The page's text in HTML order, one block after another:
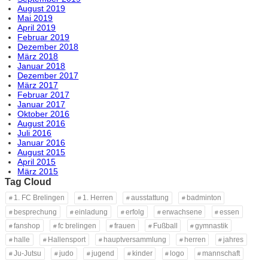
August 2019
Mai 2019
April 2019
Februar 2019
Dezember 2018
März 2018
Januar 2018
Dezember 2017
März 2017
Februar 2017
Januar 2017
Oktober 2016
August 2016
Juli 2016
Januar 2016
August 2015
April 2015
März 2015
Tag Cloud
1. FC Brelingen 1. Herren ausstattung
badminton
besprechung
einladung erfolg erwachsene
essen
fanshop
fc brelingen frauen Fußball
gymnastik
halle
Hallensport hauptversammlung herren
jahres
Ju-Jutsu
judo jugend kinder logo
mannschaft